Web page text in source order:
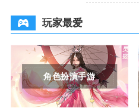
玩家最爱
角色扮演手游